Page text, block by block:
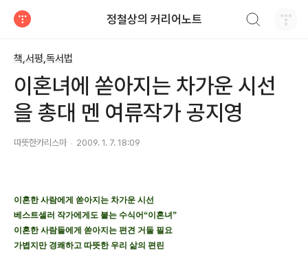
정철상의 커리어노트
책,서평,독서법
이혼녀에 쏟아지는 차가운 시선
을 총대 멘 여류작가 공지영
따뜻한카리스마 2009. 1. 7. 18:09
이혼한 사람에게 쏟아지는 차가운 시선
베스트셀러 작가에게도 붙는 수식어“이혼녀”
이혼한 사람들에게 쏟아지는 편견 거둘 필요
가볍지만 경쾌하고 따뜻한 우리 삶의 편린